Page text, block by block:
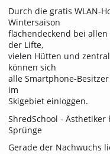
Durch die gratis WLAN-
Wintersaison
flächendeckend bei
der Lifte,
vielen Hütten und
können sich
alle Smartphone-
im
Skigebiet einloggen.
ShredSchool -
Sprünge
Gerade der Nachwuchs